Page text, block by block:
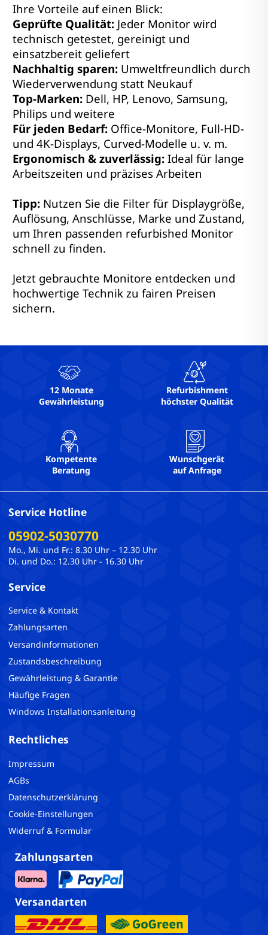
Ihre Vorteile auf einen Blick:
Geprüfte Qualität: Jeder Monitor wird
technisch getestet, gereinigt und
einsatzbereit geliefert
Nachhaltig sparen: Umweltfreundlich durch
Wiederverwendung statt Neukauf
Top-Marken: Dell, HP, Lenovo, Samsung,
Philips und weitere
Für jeden Bedarf: Office-Monitore, Full-HD-
und 4K-Displays, Curved-Modelle u. v. m.
Ergonomisch & zuverlässig: Ideal für lange
Arbeitszeiten und präzises Arbeiten
Tipp: Nutzen Sie die Filter für Displaygröße,
Auflösung, Anschlüsse, Marke und Zustand,
um Ihren passenden refurbished Monitor
schnell zu finden.
Jetzt gebrauchte Monitore entdecken und
hochwertige Technik zu fairen Preisen
sichern.
12 Monate
Gewährleistung
Refurbishment
höchster Qualität
Kompetente
Beratung
Wunschgerät
auf Anfrage
Service Hotline
05902-5030770
Mo., Mi. und Fr.: 8.30 Uhr – 12.30 Uhr
Di. und Do.: 12.30 Uhr - 16.30 Uhr
Service
Service & Kontakt
Zahlungsarten
Versandinformationen
Zustandsbeschreibung
Gewährleistung & Garantie
Häufige Fragen
Windows Installationsanleitung
Rechtliches
Impressum
AGBs
Datenschutzerklärung
Cookie-Einstellungen
Widerruf & Formular
Zahlungsarten
Versandarten